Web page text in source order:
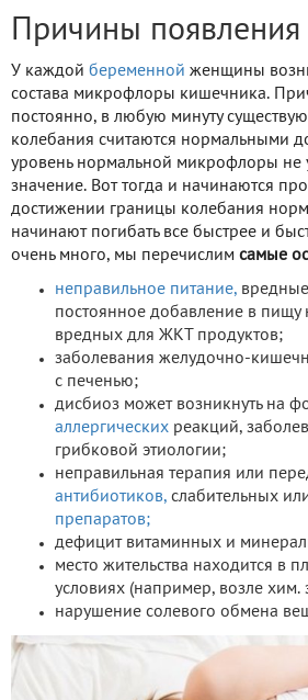
Причины появления
У каждой беременной женщины
состава микрофлоры кишечника.
постоянно, в любую минуту
колебания считаются нормальными
уровень нормальной микрофлоры не
значение. Вот тогда и начинаются
достижении границы колебания
начинают погибать все быстрее и
очень много, мы перечислим самые
неправильное питание,
постоянное добавление в пищу
вредных для ЖКТ продуктов;
заболевания желудочно-
с печенью;
дисбиоз может возникнуть на
аллергических реакций,
грибковой этиологии;
неправильная терапия или
антибиотиков, слабительных
препаратов;
дефицит витаминных и
место жительства находится в
условиях (например, возле хим.
нарушение солевого обмена